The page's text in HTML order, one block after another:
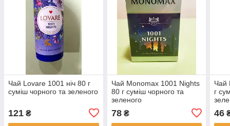
Чай Lovare 1001 ніч 80 г
суміш чорного та зеленого
121 ₴
Чай Monomax 1001 Nights
80 г суміш чорного та
зеленого
78₴
Чай
г
46